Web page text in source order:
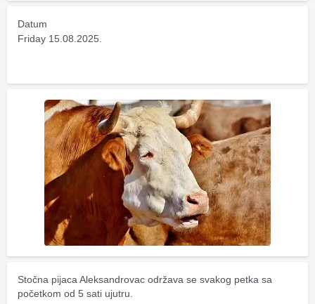
Datum
Friday 15.08.2025.
Stočna pijaca Aleksandrovac održava se svakog petka sa
početkom od 5 sati ujutru.